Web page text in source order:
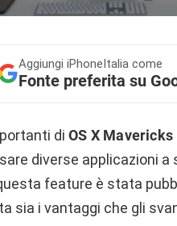
Aggiungi iPhoneItalia come
Fonte preferita su
di OS X Mavericks
diverse applicazioni
feature è stata
sia i vantaggi che gli